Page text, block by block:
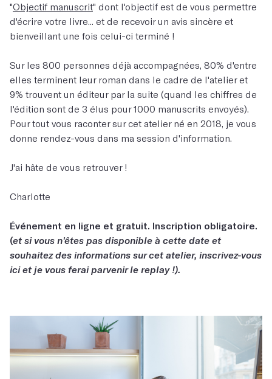
"Objectif manuscrit" dont l'objectif est de vous permettre
d'écrire votre livre... et de recevoir un avis sincère et
bienveillant une fois celui-ci terminé !
Sur les 800 personnes déjà accompagnées, 80% d'entre
elles terminent leur roman dans le cadre de l'atelier et
9% trouvent un éditeur par la suite (quand les chiffres de
l'édition sont de 3 élus pour 1000 manuscrits envoyés).
Pour tout vous raconter sur cet atelier né en 2018, je vous
donne rendez-vous dans ma session d'information.
J'ai hâte de vous retrouver !
Charlotte
Événement en ligne et gratuit. Inscription obligatoire.
(et si vous n'êtes pas disponible à cette date et
souhaitez des informations sur cet atelier, inscrivez-vous
ici et je vous ferai parvenir le replay !).